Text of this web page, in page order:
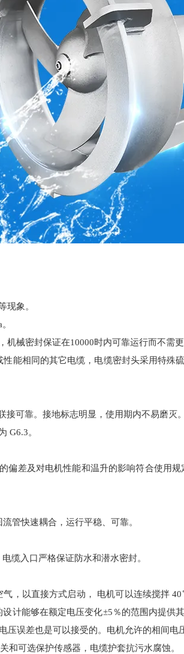
现象。
械密封保证在10000时内可靠运行而不需更
能相同的其它电缆，电缆密封头采用特殊
接可靠。接地标志明显，使用期内不易磨灭。
G6.3。
偏差及对电机性能和温升的影响符合使用规
管快速耦合，运行平稳、可靠。
缆入口严格保证防水和潜水密封。
，以直接方式启动，
电机可以连续搅拌
计能够在额定电压变化±5％的范围内提供
压误差也是可以接受的。电机允许的相间电
和可选保护传感器，电缆护套抗污水腐蚀。